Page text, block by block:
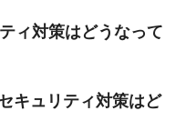
ィ対策はどうなって
キュリティ対策はど